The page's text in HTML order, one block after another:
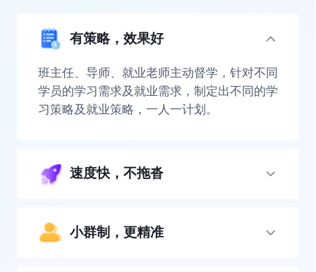
有策略，效果好
班主任、导师、就业老师主动督学，针对不同
学员的学习需求及就业需求，制定出不同的学
习策略及就业策略，一人一计划。
速度快，不拖沓
小群制，更精准